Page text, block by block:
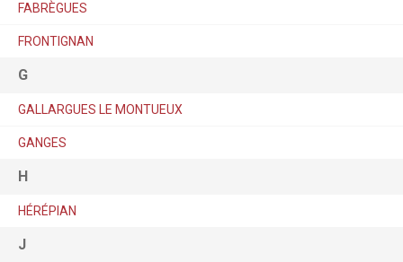
FABRÈGUES
FRONTIGNAN
G
GALLARGUES LE MONTUEUX
GANGES
H
HÉRÉPIAN
J